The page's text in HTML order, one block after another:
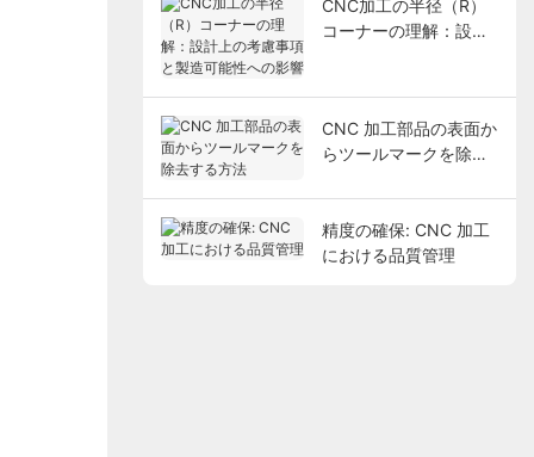
CNC加工の半径（R）
コーナーの理解：設計
CNC 加工部品の表面か
らツールマークを除去
精度の確保: CNC 加工
における品質管理